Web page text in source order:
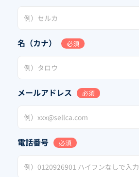
名（カナ） 必須
メールアドレス 必須
電話番号 必須